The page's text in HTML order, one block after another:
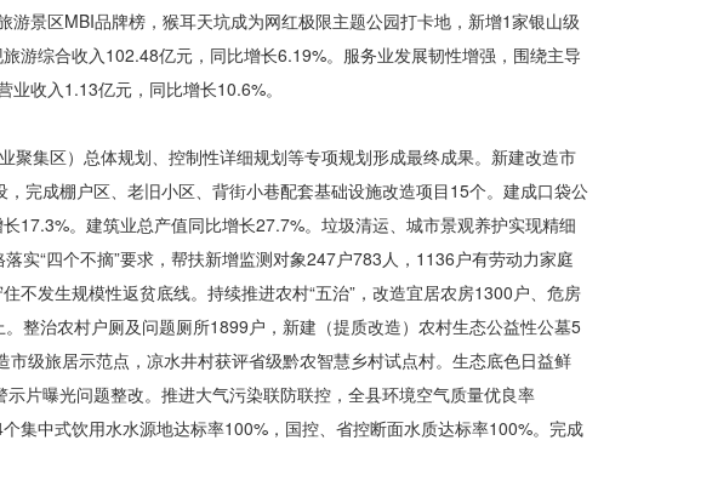
景区MBI品牌榜，猴耳天坑成为网红极限主题公园打卡地，新增1家银山级
游综合收入102.48亿元，同比增长6.19%。服务业发展韧性增强，围绕主导
收入1.13亿元，同比增长10.6%。
聚集区）总体规划、控制性详细规划等专项规划形成最终成果。新建改造市
，完成棚户区、老旧小区、背街小巷配套基础设施改造项目15个。建成口袋公
17.3%。建筑业总产值同比增长27.7%。垃圾清运、城市景观养护实现精细
实“四个不摘”要求，帮扶新增监测对象247户783人，1136户有劳动力家庭
发生规模性返贫底线。持续推进农村“五治”，改造宜居农房1300户、危房
整治农村户厕及问题厕所1899户，新建（提质改造）农村生态公益性公墓5
级旅居示范点，凉水井村获评省级黔农智慧乡村试点村。生态底色日益鲜
片曝光问题整改。推进大气污染联防联控，全县环境空气质量优良率
集中式饮用水水源地达标率100%，国控、省控断面水质达标率100%。完成